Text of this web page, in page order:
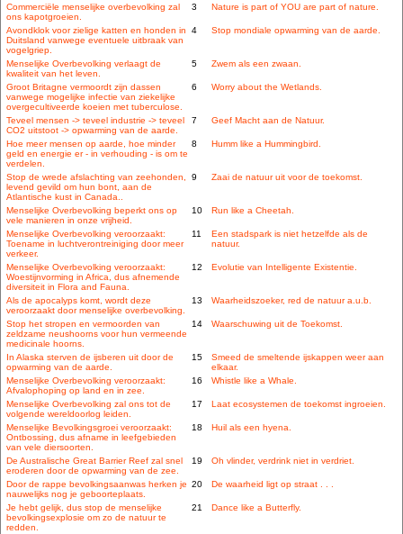
Commerciële menselijke overbevolking zal
ons kapotgroeien.
3 Nature is part of YOU are part of nature.
Avondklok voor zielige katten en honden in
Duitsland vanwege eventuele uitbraak van
vogelgriep.
4 Stop mondiale opwarming van de aarde.
Menselijke Overbevolking verlaagt de
kwaliteit van het leven.
5 Zwem als een zwaan.
Groot Britagne vermoordt zijn dassen
vanwege mogelijke infectie van ziekelijke
overgecultiveerde koeien met tuberculose.
6 Worry about the Wetlands.
Teveel mensen -> teveel industrie -> teveel
CO2 uitstoot -> opwarming van de aarde.
7 Geef Macht aan de Natuur.
Hoe meer mensen op aarde, hoe minder
geld en energie er - in verhouding - is om te
verdelen.
8 Humm like a Hummingbird.
Stop de wrede afslachting van zeehonden,
levend gevild om hun bont, aan de
Atlantische kust in Canada..
9 Zaai de natuur uit voor de toekomst.
Menselijke Overbevolking beperkt ons op
vele manieren in onze vrijheid.
10 Run like a Cheetah.
Menselijke Overbevolking veroorzaakt:
Toename in luchtverontreiniging door meer
verkeer.
11
Een stadspark is niet hetzelfde als de
natuur.
Menselijke Overbevolking veroorzaakt:
Woestijnvorming in Africa, dus afnemende
diversiteit in Flora and Fauna.
12 Evolutie van Intelligente Existentie.
Als de apocalyps komt, wordt deze
veroorzaakt door menselijke overbevolking.
13 Waarheidszoeker, red de natuur a.u.b.
Stop het stropen en vermoorden van
zeldzame neushoorns voor hun vermeende
medicinale hoorns.
14 Waarschuwing uit de Toekomst.
In Alaska sterven de ijsberen uit door de
opwarming van de aarde.
15
Smeed de smeltende ijskappen weer aan
elkaar.
Menselijke Overbevolking veroorzaakt:
Afvalophoping op land en in zee.
16 Whistle like a Whale.
Menselijke Overbevolking zal ons tot de
volgende wereldoorlog leiden.
17 Laat ecosystemen de toekomst ingroeien.
Menselijke Bevolkingsgroei veroorzaakt:
Ontbossing, dus afname in leefgebieden
van vele diersoorten.
18 Huil als een hyena.
De Australische Great Barrier Reef zal snel
eroderen door de opwarming van de zee.
19 Oh vlinder, verdrink niet in verdriet.
Door de rappe bevolkingsaanwas herken je
nauwelijks nog je geboorteplaats.
20 De waarheid ligt op straat . . .
Je hebt gelijk, dus stop de menselijke
bevolkingsexplosie om zo de natuur te
redden.
21 Dance like a Butterfly.